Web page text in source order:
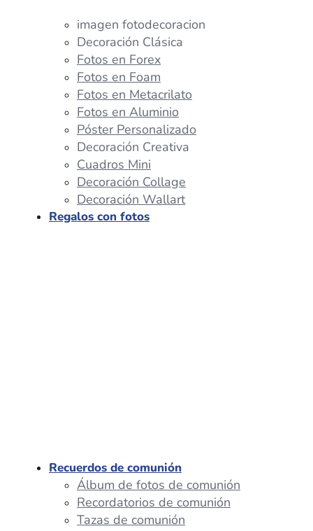
imagen fotodecoracion
Decoración Clásica
Fotos en Forex
Fotos en Foam
Fotos en Metacrilato
Fotos en Aluminio
Póster Personalizado
Decoración Creativa
Cuadros Mini
Decoración Collage
Decoración Wallart
Regalos con fotos
Recuerdos de comunión
Álbum de fotos de comunión
Recordatorios de comunión
Tazas de comunión